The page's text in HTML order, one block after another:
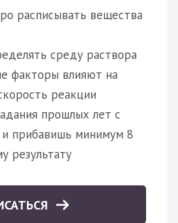
расписывать вещества
среду раствора
факторы влияют на
реакции
прошлых лет с
и прибавишь минимум 8
результату